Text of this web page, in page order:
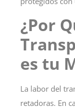
¿Por
es tu
La labor del
retadoras. En